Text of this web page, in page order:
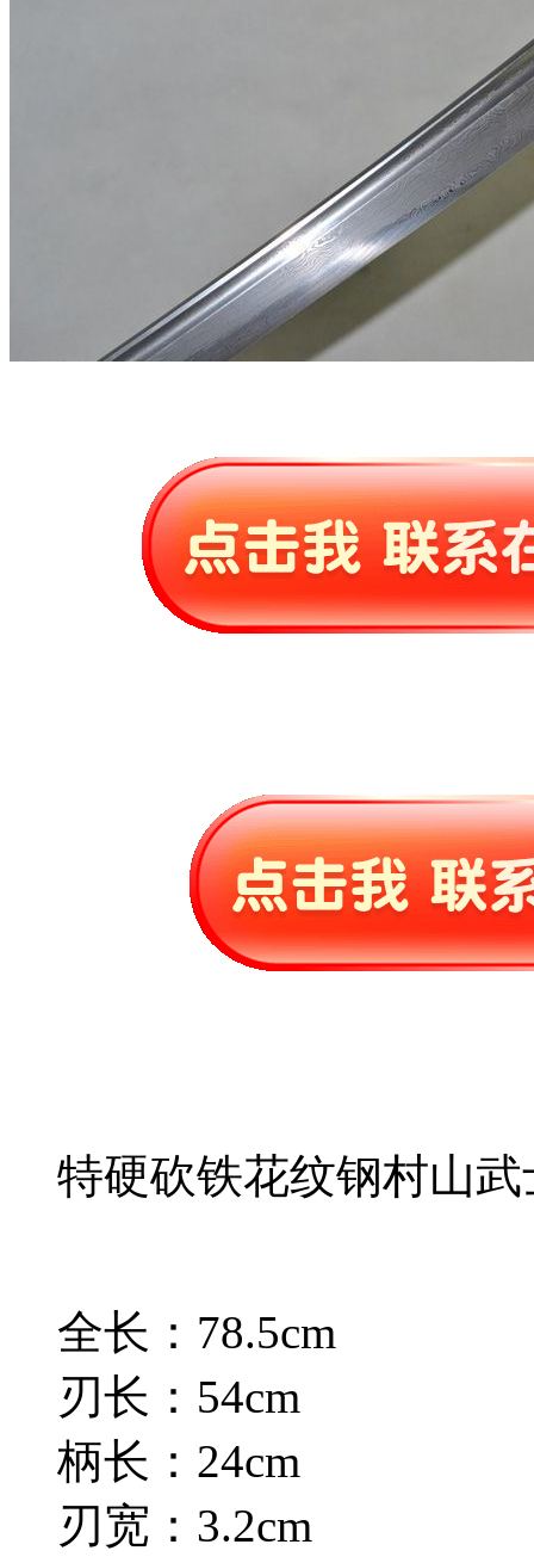
特硬砍铁花纹钢村山
全长：78.5cm
刃长：54cm
柄长：24cm
刃宽：3.2cm